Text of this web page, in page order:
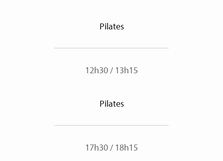
Pilates
12h30/ 13h15
Pilates
17h30/ 18h15